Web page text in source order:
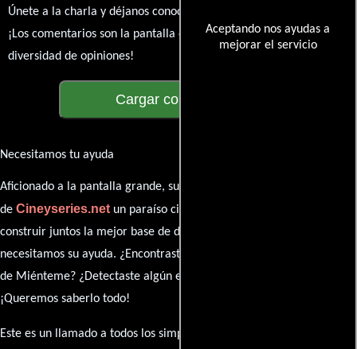
Aceptando nos ayudas a
mejorar el servicio
Únete a la charla y déjanos conocer tu mundo cinematográfico.
¡Los comentarios son la pantalla donde se proyecta nuestra
diversidad de opiniones!
Cargar comentarios
Necesitamos tu ayuda
Aficionado a la pantalla grande, su participación es clave para hacer
de Cineyseries.netun paraíso cinéfilo completo. Queremos
construir juntos la mejor base de datos cinematográfica, pero
necesitamos su ayuda. ¿Encontraste algún dato faltante en la ficha
de Miénteme? ¿Detectaste algún error en la sinopsis o el elenco?
¡Queremos saberlo todo!
Este es un llamado a todos los simpatizantes del cine: contribuyan